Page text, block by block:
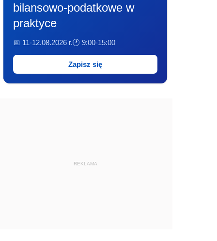
bilansowo-podatkowe w
praktyce
📅 11-12.08.2026 r.🕐 9:00-15:00
Zapisz się
REKLAMA